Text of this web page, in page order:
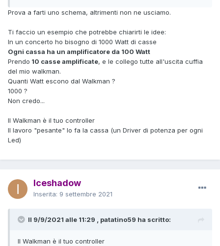
Prova a farti uno schema, altrimenti non ne usciamo.
Ti faccio un esempio che potrebbe chiarirti le idee:
In un concerto ho bisogno di 1000 Watt di casse
Ogni cassa ha un amplificatore da 100 Watt
Prendo 10 casse amplificate, e le collego tutte all'uscita cuffia
del mio walkman.
Quanti Watt escono dal Walkman ?
1000 ?
Non credo...
Il Walkman è il tuo controller
Il lavoro "pesante" lo fa la cassa (un Driver di potenza per ogni
Led)
Iceshadow
Inserita: 9 settembre 2021
Il 9/9/2021 alle 11:29 , patatino59 ha scritto:
Il Walkman è il tuo controller